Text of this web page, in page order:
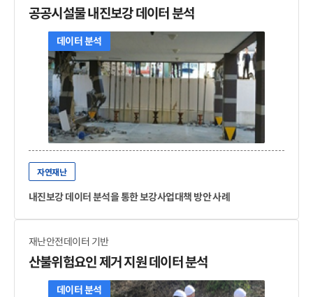
공공시설물 내진보강 데이터 분석
데이터 분석
자연재난
내진보강 데이터 분석을 통한 보강사업대책 방안 사례
재난안전데이터 기반
산불위험요인 제거 지원 데이터 분석
데이터 분석